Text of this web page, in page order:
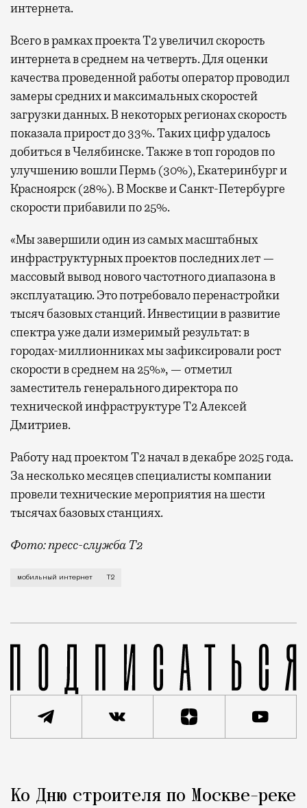
интернета.
Всего в рамках проекта Т2 увеличил скорость
интернета в среднем на четверть. Для оценки
качества проведенной работы оператор проводил
замеры средних и максимальных скоростей
загрузки данных. В некоторых регионах скорость
показала прирост до 33%. Таких цифр удалось
добиться в Челябинске. Также в топ городов по
улучшению вошли Пермь (30%), Екатеринбург и
Красноярск (28%). В Москве и Санкт-Петербурге
скорости прибавили по 25%.
«Мы завершили один из самых масштабных
инфраструктурных проектов последних лет —
массовый вывод нового частотного диапазона в
эксплуатацию. Это потребовало перенастройки
тысяч базовых станций. Инвестиции в развитие
спектра уже дали измеримый результат: в
городах-миллионниках мы зафиксировали рост
скорости в среднем на 25%», — отметил
заместитель генерального директора по
технической инфраструктуре Т2 Алексей
Дмитриев.
Работу над проектом Т2 начал в декабре 2025 года.
За несколько месяцев специалисты компании
провели технические мероприятия на шести
тысячах базовых станциях.
Фото: пресс-служба Т2
Мобильный оператор Т2 завершил работы по
мобильный интернет Т2
Город
Ко Дню строителя по Москве-реке